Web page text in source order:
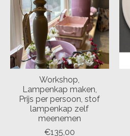
Workshop,
Lampenkap maken,
Prijs per persoon, stof
lampenkap zelf
meenemen
€135,00